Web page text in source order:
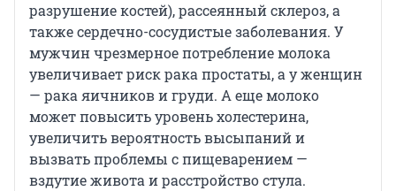
разрушение костей), рассеянный склероз, а
также сердечно-сосудистые заболевания. У
мужчин чрезмерное потребление молока
увеличивает риск рака простаты, а у женщин
— рака яичников и груди. А еще молоко
может повысить уровень холестерина,
увеличить вероятность высыпаний и
вызвать проблемы с пищеварением —
вздутие живота и расстройство стула.